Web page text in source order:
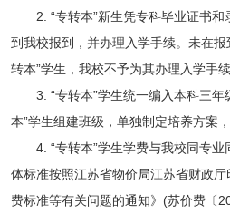
2. “专转本”新生凭专科毕业证书和
到我校报到，并办理入学手续。未在
转本”学生，我校不予为其办理入学手续
3. “专转本”学生统一编入本科三年
本”学生组建班级，单独制定培养方案，
4. “专转本”学生学费与我校同专业
体标准按照江苏省物价局江苏省财政
费标准等有关问题的通知》(苏价费〔